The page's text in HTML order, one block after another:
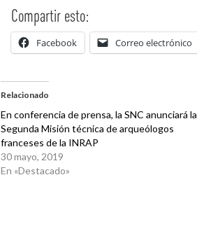
Compartir esto:
Facebook Correo electrónico
Relacionado
En conferencia de prensa, la SNC anunciará la
Segunda Misión técnica de arqueólogos
franceses de la INRAP
30 mayo, 2019
En «Destacado»